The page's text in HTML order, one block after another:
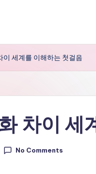
이 세계를 이해하는 첫걸음
차이 세
No Comments